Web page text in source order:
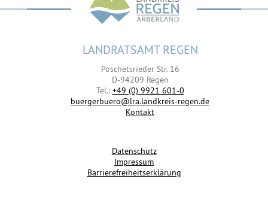
LANDRATSAMT REGEN
Poschetsrieder Str. 16
D-94209 Regen
Tel.: +49 (0) 9921 601-0
buergerbuero@lra.landkreis-regen.de
Kontakt
Datenschutz
Impressum
Barrierefreiheitserklärung